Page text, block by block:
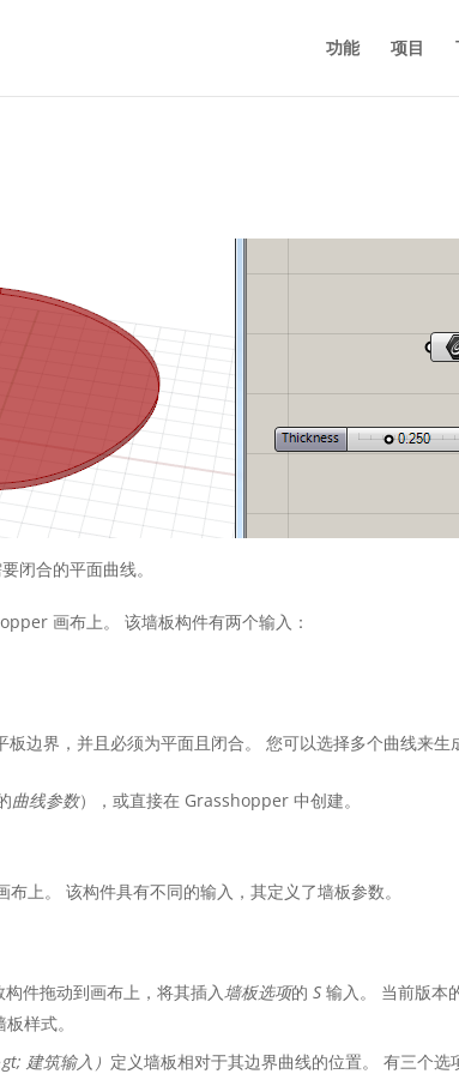
功能 项目
闭合的平面曲线。
画布上。 该墙板构件有两个输入：
边界，并且必须为平面且闭合。 您可以选择多个曲线来生
曲线参数），或直接在 Grasshopper 中创建。
上。 该构件具有不同的输入，其定义了墙板参数。
构件拖动到画布上，将其插入墙板选项的S 输入。 当前版本
样式。
建筑输入） 定义墙板相对于其边界曲线的位置。 有三个选